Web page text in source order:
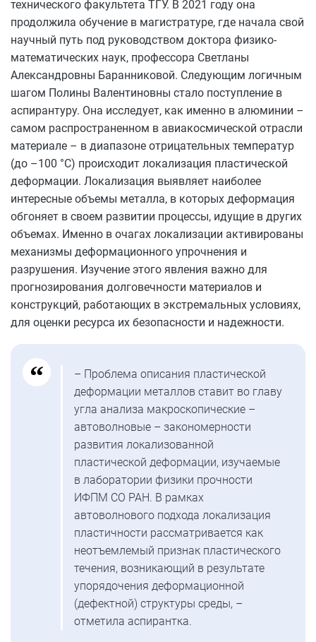
технического факультета ТГУ. В 2021 году она
продолжила обучение в магистратуре, где начала свой
научный путь под руководством доктора физико-
математических наук, профессора Светланы
Александровны Баранниковой. Следующим логичным
шагом Полины Валентиновны стало поступление в
аспирантуру. Она исследует, как именно в алюминии –
самом распространенном в авиакосмической отрасли
материале – в диапазоне отрицательных температур
(до –100 °C) происходит локализация пластической
деформации. Локализация выявляет наиболее
интересные объемы металла, в которых деформация
обгоняет в своем развитии процессы, идущие в других
объемах. Именно в очагах локализации активированы
механизмы деформационного упрочнения и
разрушения. Изучение этого явления важно для
прогнозирования долговечности материалов и
конструкций, работающих в экстремальных условиях,
для оценки ресурса их безопасности и надежности.
– Проблема описания пластической
деформации металлов ставит во главу
угла анализа макроскопические –
автоволновые – закономерности
развития локализованной
пластической деформации, изучаемые
в лаборатории физики прочности
ИФПМ СО РАН. В рамках
автоволнового подхода локализация
пластичности рассматривается как
неотъемлемый признак пластического
течения, возникающий в результате
упорядочения деформационной
(дефектной) структуры среды, –
отметила аспирантка.